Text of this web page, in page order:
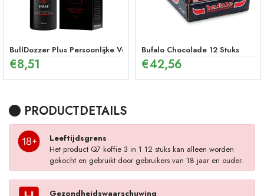
BullDozzer Plus Persoonlijke Verzorgingsspray
€8,51
Bufalo Chocolade 12 Stuks
€42,56
PRODUCTDETAILS
Leeftijdsgrens
Het product Q7 koffie 3 in 1 12 stuks kan alleen worden
gekocht en gebruikt door gebruikers van 18 jaar en ouder.
Gezondheidswaarschuwing